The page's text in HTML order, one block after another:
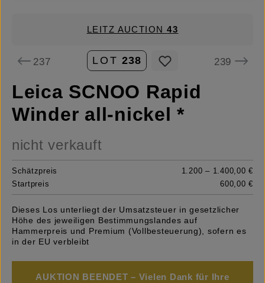
LEITZ AUCTION43
237 LOT 238 239
Leica SCNOO Rapid
Winder all-nickel *
nicht verkauft
Schätzpreis
1.200 – 1.400,00 €
Startpreis
600,00 €
Dieses Los unterliegt der Umsatzsteuer in gesetzlicher
Höhe des jeweiligen Bestimmungslandes auf
Hammerpreis und Premium (Vollbesteuerung), sofern es
in der EU verbleibt
AUKTION BEENDET – Vielen Dank für Ihre